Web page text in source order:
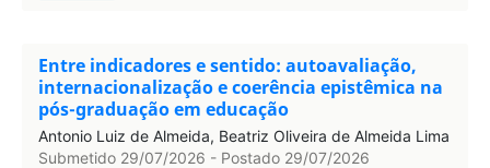
Entre indicadores e sentido: autoavaliação,
internacionalização e coerência epistêmica na
pós-graduação em educação
Antonio Luiz de Almeida, Beatriz Oliveira de Almeida Lima
Submetido 29/07/2026 - Postado 29/07/2026